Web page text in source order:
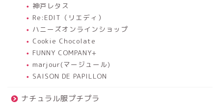
神戸レタス
Re:EDIT（リエディ）
ハニーズオンラインショップ
Cookie Chocolate
FUNNY COMPANY+
marjour(マージュール)
SAISON DE PAPILLON
ナチュラル服プチプラ